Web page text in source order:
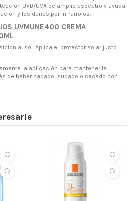
UVB/UVA de amplio espectro y ayuda
y los daños por infrarrojos.
UVMUNE400 CREMA
al sol. Aplica el protector solar justo
la aplicación para mantener la
de haber nadado, sudado o secado con